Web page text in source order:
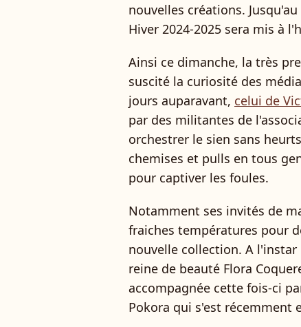
nouvelles créations.
Hiver 2024-2025 sera mis à
Ainsi ce dimanche, la très
suscité la curiosité des
jours auparavant, celui de
par des militantes de
orchestrer le sien sans
chemises et pulls en tous
pour captiver les foules.
Notamment ses invités de
fraiches températures pour
nouvelle collection. A
reine de beauté Flora
accompagnée cette fois-ci
Pokora qui s'est récemment